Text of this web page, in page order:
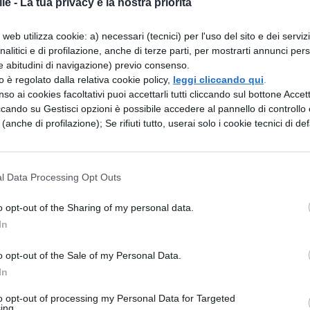
- La tua privacy è la nostra priorità
utilizza cookie: a) necessari (tecnici) per l'uso del sito e dei
e di profilazione, anche di terze parti, per mostrarti annunci
abitudini di navigazione) previo consenso.
è regolato dalla relativa cookie policy, leggi cliccando qui
ai cookies facoltativi puoi accettarli tutti cliccando sul bottone
su Gestisci opzioni è possibile accedere al pannello di controllo
di profilazione); Se rifiuti tutto, userai solo i cookie tecnici di
Data Processing Opt Outs
opt-out of the Sharing of my personal data.
opt-out of the Sale of my Personal Data.
opt-out of processing my Personal Data for Targeted
le danze sono stati oggi gli studenti che
entrare alla Facoltà diVeterinaria
e infermieri, lunedì prossimo si tenta la sorte
, e il dieci settembre si chiuderanno
e modalità di selezione che non fanno che
che affronteranno le prove per entrare
sono
115mila
i posti disponibili sono sempre poco più di